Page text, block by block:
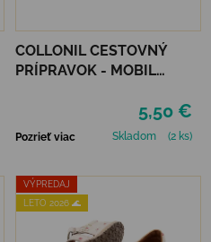
COLLONIL CESTOVNÝ
PRÍPRAVOK - MOBIL
5,50 €
Pozrieť viac Skladom (2 ks)
VÝPREDAJ
LETO 2026 🌊